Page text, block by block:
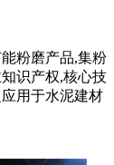
粉磨产品,集粉
识产权,核心技
用于水泥建材